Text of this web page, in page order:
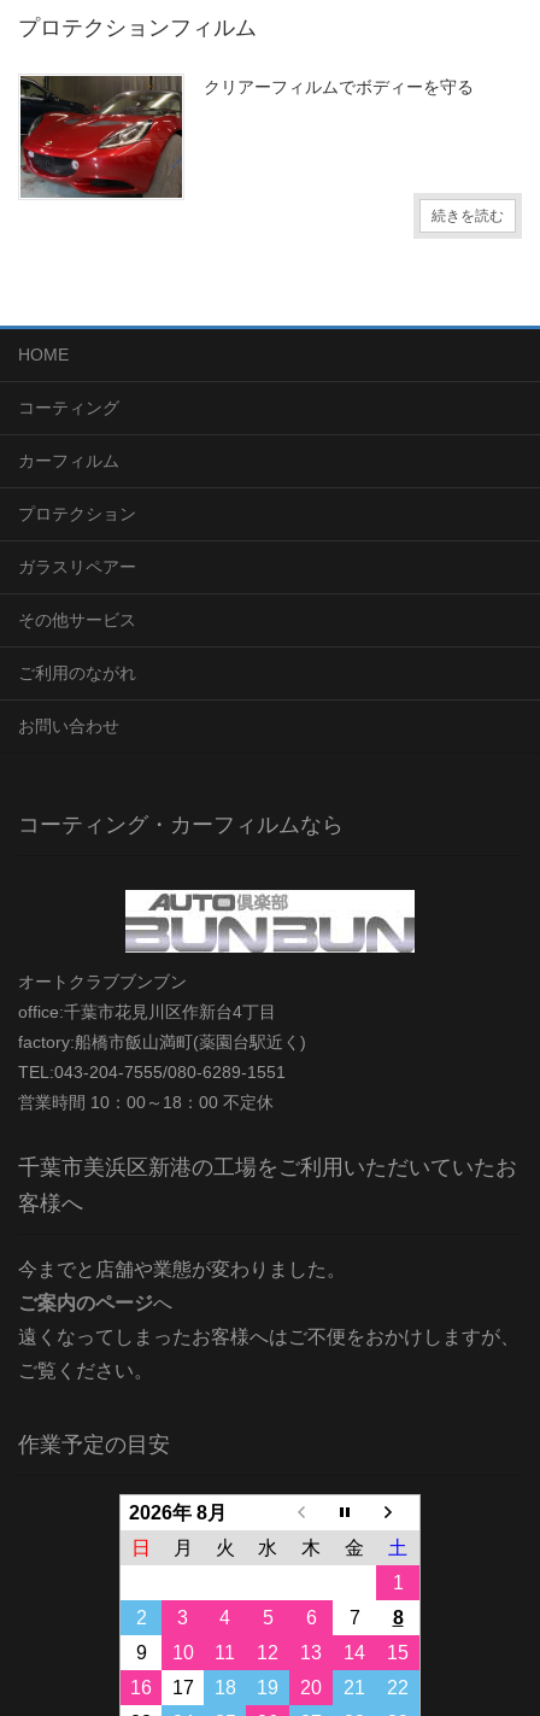
プロテクションフィルム
クリアーフィルムでボディーを守る
続きを読む
HOME
コーティング
カーフィルム
プロテクション
ガラスリペアー
その他サービス
ご利用のながれ
お問い合わせ
コーティング・カーフィルムなら
オートクラブブンブン
office:千葉市花見川区作新台4丁目
factory:船橋市飯山満町(薬園台駅近く)
TEL:043-204-7555/080-6289-1551
営業時間 10：00～18：00 不定休
千葉市美浜区新港の工場をご利用いただいていたお
客様へ
今までと店舗や業態が変わりました。
ご案内のページへ
遠くなってしまったお客様へはご不便をおかけしますが、
ご覧ください。
作業予定の目安
2026年 8月
日
月 火 水 木 金
土
1
2
3 4 5 6 7
8
9
10 11 12 13 14
15
16
17 18 19 20 21
22